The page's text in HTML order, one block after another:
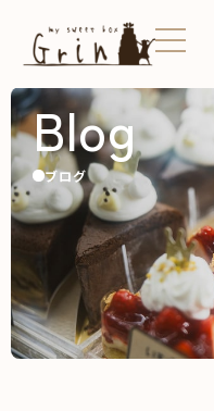
Blog
ブログ